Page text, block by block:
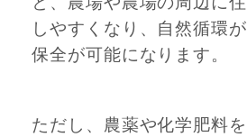
しやすくなり、自然循環
保全が可能になります。
ただし、農薬や化学肥料